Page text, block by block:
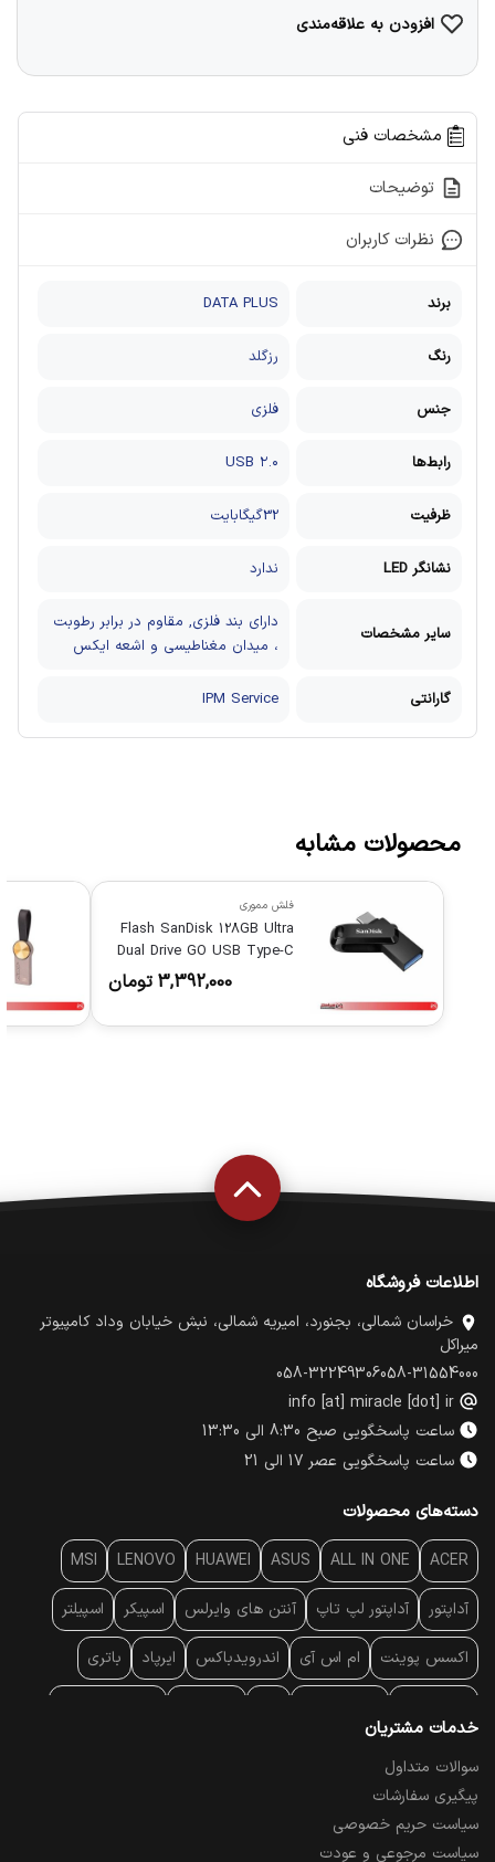
افزودن به علاقه‌مندی
مشخصات فنی
توضیحات
نظرات کاربران
برند DATA PLUS
رنگ رزگلد
جنس فلزی
رابط‌ها USB ۲.۰
ظرفیت 32گیگابایت
نشانگر LED ندارد
سایر مشخصات
دارای بند فلزی, مقاوم در برابر رطوبت
، میدان مغناطیسی و اشعه ایکس
گارانتی IPM Service
محصولات مشابه
فلش مموری
Flash SanDisk 128GB Ultra
Dual Drive GO USB Type-C
3,392,000 تومان
اطلاعات فروشگاه
خراسان شمالی، بجنورد، امیریه شمالی، نبش خیابان وداد کامپیوتر
میراکل
058-31554000
058-32249306
info [at] miracle [dot] ir
ساعت پاسخگویی صبح 8:30 الی 13:30
ساعت پاسخگویی عصر 17 الی 21
دسته‌های محصولات
ACER
ALL IN ONE
ASUS
HUAWEI
LENOVO
MSI
آداپتور آداپتور لپ تاپ آنتن‌ های وایرلس اسپیکر اسپیلتر
اکسس پوینت ام اس آی اندرویدباکس ایرپاد باتری
پایه سقفی
پرده نمایش
تبلت و موبایل تجهیزات پسیو شبکه
خدمات مشتریان
سوالات متداول
پیگیری سفارشات
سیاست حریم خصوصی
سیاست مرجوعی و عودت